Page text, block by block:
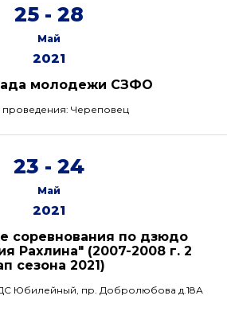
25 - 28
Май
2021
молодежи СЗФО
проведения: Череповец
23 - 24
Май
2021
соревнования по дзюдо
Рахлина" (2007-2008 г. 2
сезона 2021)
Юбилейный, пр. Добролюбова д.18А